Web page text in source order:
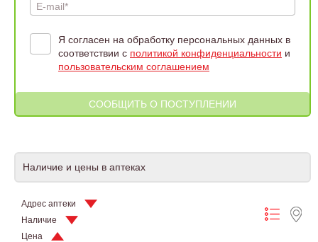
E-mail*
Я согласен на обработку персональных данных в
соответствии с политикой конфиденциальности и
пользовательским соглашением
Наличие и цены в аптеках
Адрес аптеки
Наличие
Цена